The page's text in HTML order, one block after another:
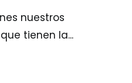
nuestros
tienen la...